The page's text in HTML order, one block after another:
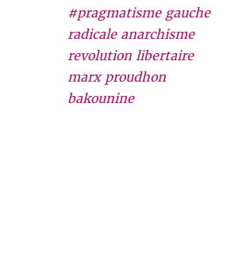
#pragmatisme gauche
radicale anarchisme
revolution libertaire
marx proudhon
bakounine